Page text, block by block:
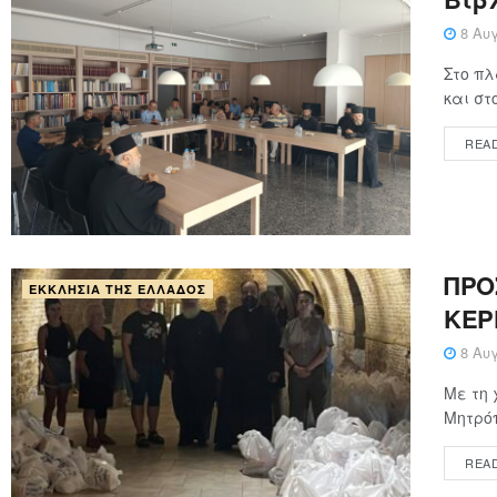
8
Στο
και
ΕΚΚΛΗΣΊΑ ΤΗΣ ΕΛΛΆΔΟΣ
8
Με τη